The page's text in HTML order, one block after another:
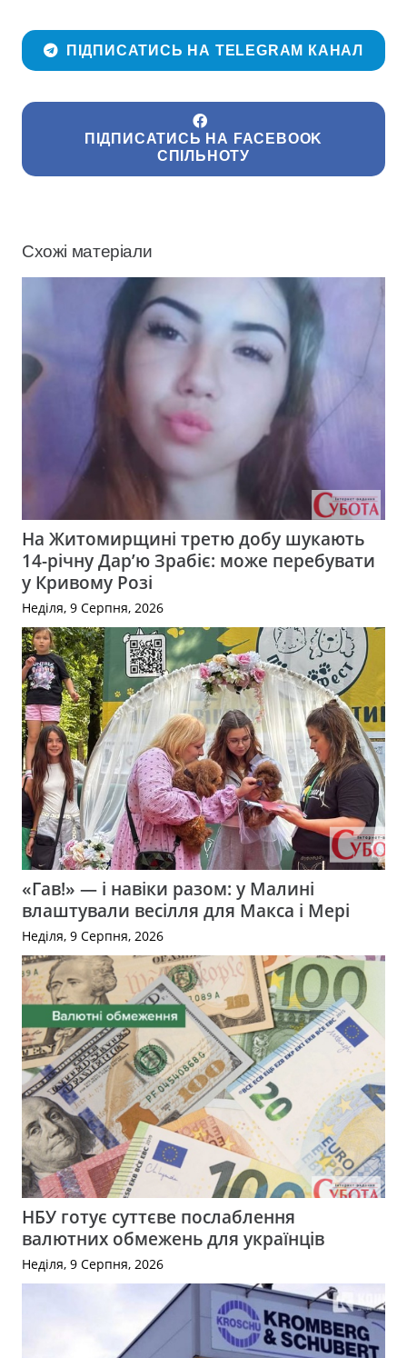
ПІДПИСАТИСЬ НА TELEGRAM КАНАЛ
ПІДПИСАТИСЬ НА FACEBOOK
СПІЛЬНОТУ
Схожі матеріали
На Житомирщині третю добу шукають
14-річну Дар’ю Зрабіє: може перебувати
у Кривому Розі
Неділя, 9 Серпня, 2026
«Гав!» — і навіки разом: у Малині
влаштували весілля для Макса і Мері
Неділя, 9 Серпня, 2026
НБУ готує суттєве послаблення
валютних обмежень для українців
Неділя, 9 Серпня, 2026